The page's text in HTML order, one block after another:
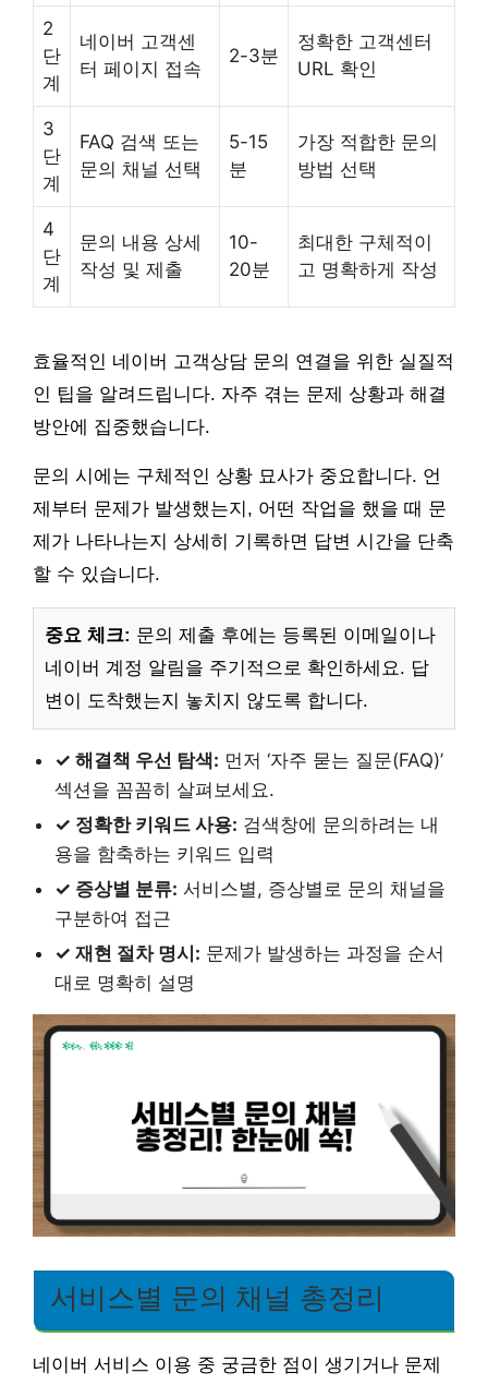
2
단
계
네이버 고객센
터 페이지 접속
2-3분
정확한 고객센터
URL 확인
3
단
계
FAQ 검색 또는
문의 채널 선택
5-15
분
가장 적합한 문의
방법 선택
4
단
계
문의 내용 상세
작성 및 제출
10-
20분
최대한 구체적이
고 명확하게 작성
효율적인 네이버 고객상담 문의 연결을 위한 실질적
인 팁을 알려드립니다. 자주 겪는 문제 상황과 해결
방안에 집중했습니다.
문의 시에는 구체적인 상황 묘사가 중요합니다. 언
제부터 문제가 발생했는지, 어떤 작업을 했을 때 문
제가 나타나는지 상세히 기록하면 답변 시간을 단축
할 수 있습니다.
중요 체크: 문의 제출 후에는 등록된 이메일이나
네이버 계정 알림을 주기적으로 확인하세요. 답
변이 도착했는지 놓치지 않도록 합니다.
✓ 해결책 우선 탐색: 먼저 ‘자주 묻는 질문(FAQ)’
섹션을 꼼꼼히 살펴보세요.
✓ 정확한 키워드 사용: 검색창에 문의하려는 내
용을 함축하는 키워드 입력
✓ 증상별 분류: 서비스별, 증상별로 문의 채널을
구분하여 접근
✓ 재현 절차 명시: 문제가 발생하는 과정을 순서
대로 명확히 설명
서비스별 문의 채널 총정리
네이버 서비스 이용 중 궁금한 점이 생기거나 문제